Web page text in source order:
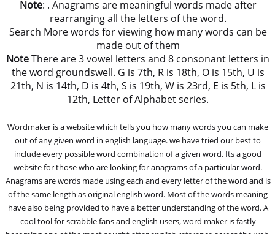
Note: . Anagrams are meaningful words made after
rearranging all the letters of the word.
Search More words for viewing how many words can be
made out of them
NoteThere are 3 vowel letters and 8 consonant letters in
the word groundswell. G is 7th, R is 18th, O is 15th, U is
21th, N is 14th, D is 4th, S is 19th, W is 23rd, E is 5th, L is
12th, Letter of Alphabet series.
Wordmaker is a website which tells you how many words you can make
out of any given word in english language. we have tried our best to
include every possible word combination of a given word. Its a good
website for those who are looking for anagrams of a particular word.
Anagrams are words made using each and every letter of the word and is
of the same length as original english word. Most of the words meaning
have also being provided to have a better understanding of the word. A
cool tool for scrabble fans and english users, word maker is fastly